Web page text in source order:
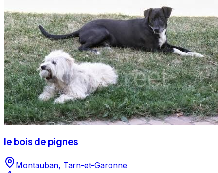
le bois de pignes
Montauban, Tarn-et-Garonne